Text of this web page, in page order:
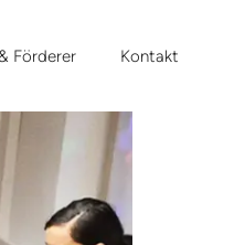
Förderer Kontakt